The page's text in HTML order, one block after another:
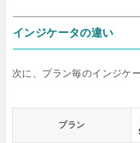
インジケータの違い
次に、プラン毎のインジケ
プラン